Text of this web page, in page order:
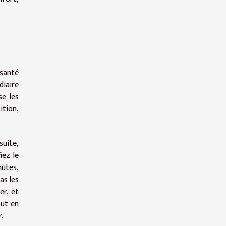
les
le
les
et
en